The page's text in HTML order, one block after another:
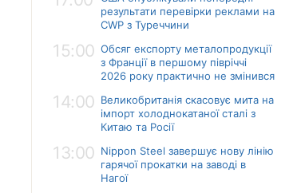
результати перевірки реклами на
CWP з Туреччини
15:00 Обсяг експорту металопродукції
з Франції в першому півріччі
2026 року практично не змінився
14:00 Великобританія скасовує мита на
імпорт холоднокатаної сталі з
Китаю та Росії
13:00 Nippon Steel завершує нову лінію
гарячої прокатки на заводі в
Нагої